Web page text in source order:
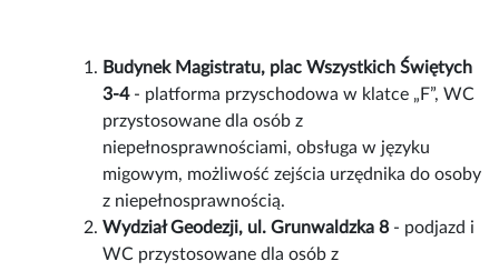
Budynek Magistratu, plac Wszystkich Świętych
3-4- platforma przyschodowa w klatce „F”, WC
przystosowane dla osób z
niepełnosprawnościami, obsługa w języku
migowym, możliwość zejścia urzędnika do osoby
z niepełnosprawnością.
Wydział Geodezji, ul. Grunwaldzka 8- podjazd i
WC przystosowane dla osób z